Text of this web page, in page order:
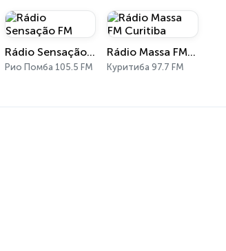
Rádio Sensação FM
Рио Помба 105.5 FM
Rádio Massa FM Curitiba
Куритиба 97.7 FM